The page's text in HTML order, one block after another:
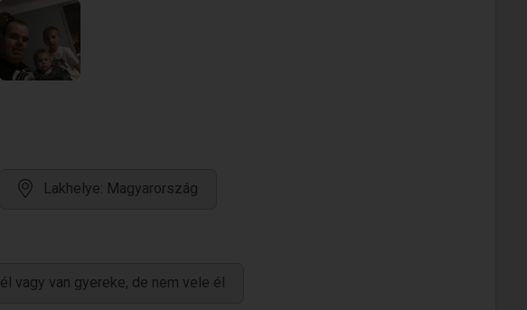
Lakhelye: Magyarország
vagy van gyereke, de nem vele él